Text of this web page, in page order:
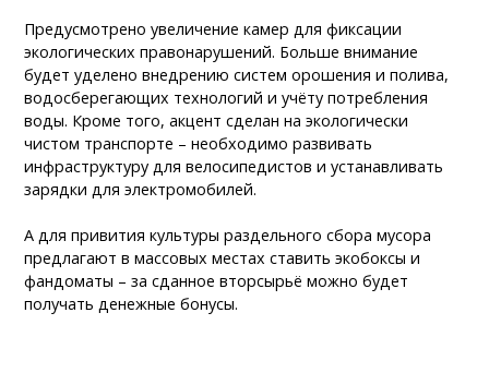
Предусмотрено увеличение камер для фиксации
экологических правонарушений. Больше внимание
будет уделено внедрению систем орошения и полива,
водосберегающих технологий и учёту потребления
воды. Кроме того, акцент сделан на экологически
чистом транспорте – необходимо развивать
инфраструктуру для велосипедистов и устанавливать
зарядки для электромобилей.
А для привития культуры раздельного сбора мусора
предлагают в массовых местах ставить экобоксы и
фандоматы – за сданное вторсырьё можно будет
получать денежные бонусы.